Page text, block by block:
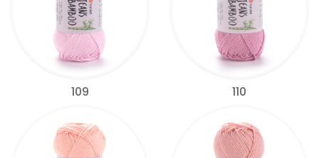
109 110